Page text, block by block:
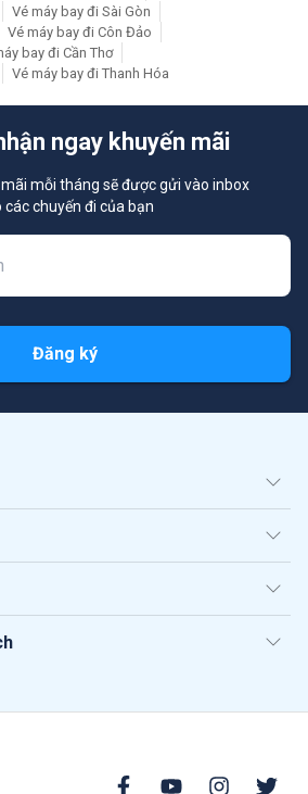
Vé máy bay đi Sài Gòn
Vé máy bay đi Côn Đảo
bay đi Cần Thơ
Vé máy bay đi Thanh Hóa
ngay khuyến mãi
mỗi tháng sẽ được gửi vào inbox
các chuyến đi của bạn
Đăng ký